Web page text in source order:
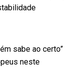
sabe ao certo”
neste